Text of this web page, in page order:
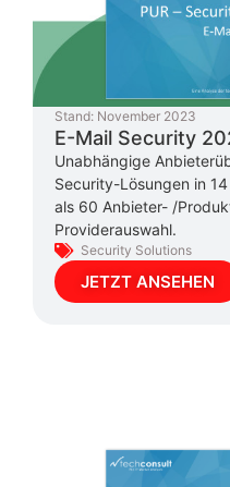
Stand: November 2023
E-Mail Security
Unabhängige
Security-Lösungen in
als 60 Anbieter- /
Providerauswahl.
Security Solutions
JETZT ANSEHEN